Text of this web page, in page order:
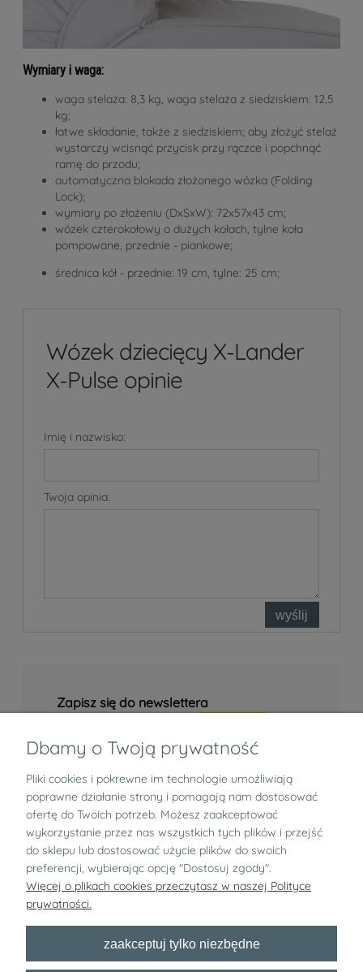
Wymiary i waga:
waga stelaża: 8,3 kg, waga stelaża z siedziskiem: 12,5
kg;
łatwe składanie, także z siedziskiem; aby złożyć stelaż
wystarczy wcisnąć przycisk przy rączce i popchnąć
ramę do przodu;
automatyczna blokada złożonego wózka (Folding
Lock);
wymiary po złożeniu (DxSxW): 72x57x43 cm;
wózek czterokołowy o dużych kołach, tylne koła
pompowane, przednie - piankowe;
średnica kół - przednie: 19 cm, tylne: 25 cm;
Wózek dziecięcy X-Lander
X-Pulse opinie
Imię i nazwisko:
Twoja opinia:
wyślij
Zapisz się do newslettera
Informacje
Zwroty i reklamacje
O nas
Bezpłatny newsletter
Dbamy o Twoją prywatność
Pliki cookies i pokrewne im technologie umożliwiają
poprawne działanie strony i pomagają nam dostosować
ofertę do Twoich potrzeb. Możesz zaakceptować
wykorzystanie przez nas wszystkich tych plików i przejść
do sklepu lub dostosować użycie plików do swoich
preferencji, wybierając opcję "Dostosuj zgody".
Więcej o plikach cookies przeczytasz w naszej Polityce
prywatności.
zaakceptuj tylko niezbędne